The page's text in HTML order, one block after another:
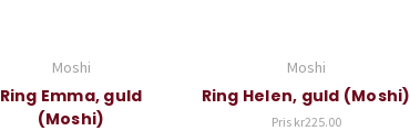
Moshi
Ring Emma, guld
(Moshi)
Moshi
Ring Helen, guld (Moshi)
Pris kr225.00